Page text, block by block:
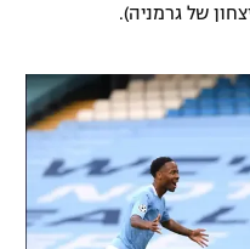
של גרמניה).